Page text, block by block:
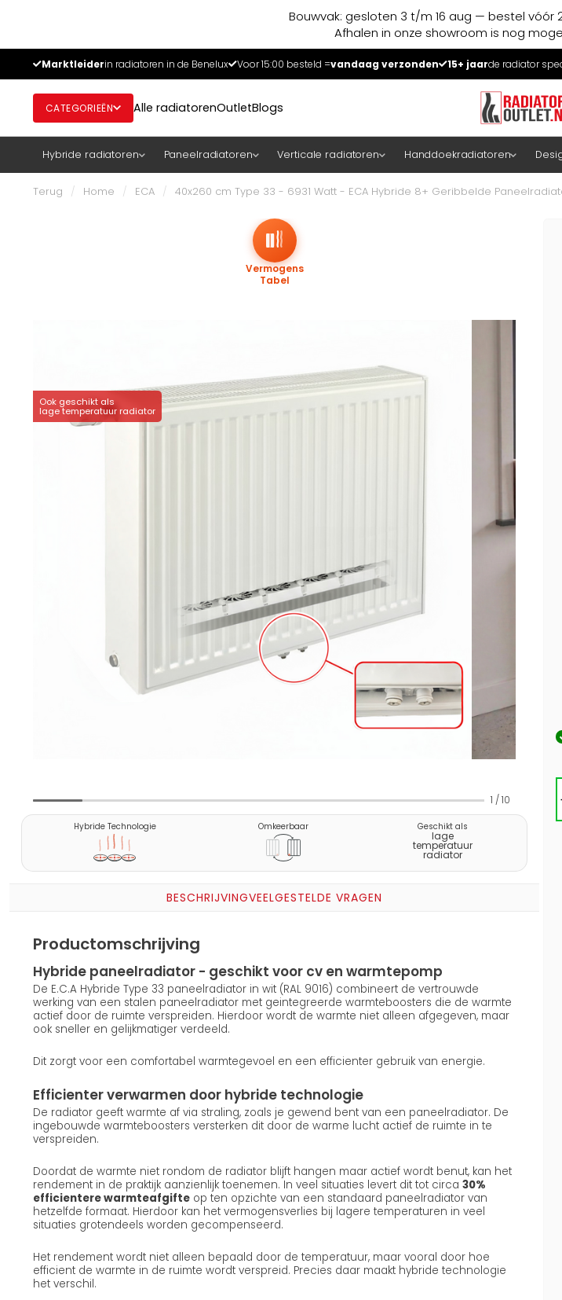
Bouwvak: gesloten 3 t/m 16 aug — bestel vóór
Afhalen in onze showroom is nog
Marktleiderin radiatoren in de Benelux Voor 15:00 besteld =vandaag verzonden 15+ jaarde radiator
CATEGORIEËN Alle radiatorenOutletBlogs
Hybride radiatoren Paneelradiatoren Verticale radiatoren Handdoekradiatoren
Terug / Home / ECA / 40x260 cm Type 33 - 6931 Watt - ECA Hybride 8+ Geribbelde
Ook geschikt als
lage temperatuur radiator
Vermogens
Tabel
1 /10
Hybride Technologie Omkeerbaar Geschikt als
lage
temperatuur
radiator
BESCHRIJVINGVEELGESTELDE VRAGEN
Productomschrijving
Hybride paneelradiator - geschikt voor cv en warmtepomp
De E.C.A Hybride Type 33 paneelradiator in wit (RAL 9016) combineert de vertrouwde
werking van een stalen paneelradiator met geintegreerde warmteboosters die de warmte
actief door de ruimte verspreiden. Hierdoor wordt de warmte niet alleen afgegeven, maar
ook sneller en gelijkmatiger verdeeld.
Dit zorgt voor een comfortabel warmtegevoel en een efficienter gebruik van energie.
Efficienter verwarmen door hybride technologie
De radiator geeft warmte af via straling, zoals je gewend bent van een paneelradiator. De
ingebouwde warmteboosters versterken dit door de warme lucht actief de ruimte in te
verspreiden.
Doordat de warmte niet rondom de radiator blijft hangen maar actief wordt benut, kan het
rendement in de praktijk aanzienlijk toenemen. In veel situaties levert dit tot circa 30%
efficientere warmteafgifte op ten opzichte van een standaard paneelradiator van
hetzelfde formaat. Hierdoor kan het vermogensverlies bij lagere temperaturen in veel
situaties grotendeels worden gecompenseerd.
Het rendement wordt niet alleen bepaald door de temperatuur, maar vooral door hoe
efficient de warmte in de ruimte wordt verspreid. Precies daar maakt hybride technologie
het verschil.